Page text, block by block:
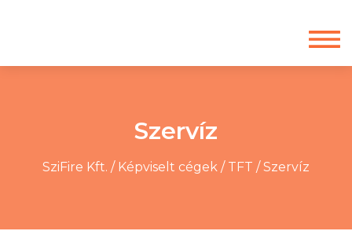
Szervíz
SziFire Kft. / Képviselt cégek / TFT /Szervíz